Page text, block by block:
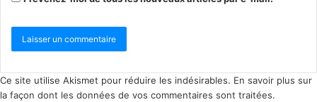
Ce site utilise Akismet pour réduire les indésirables. En savoir plus sur
la façon dont les données de vos commentaires sont traitées.